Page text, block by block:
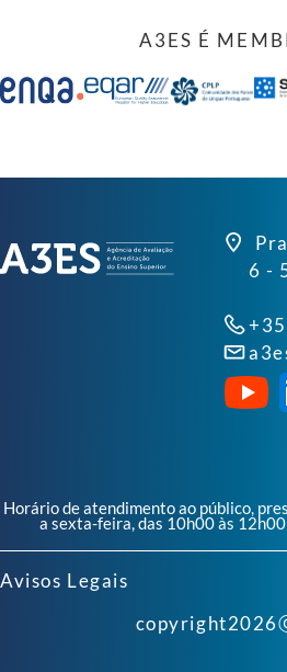
A3ES É
6 -
Horário de atendimento ao público,
a sexta-feira, das 10h00 às
Avisos Legais
copyright2026